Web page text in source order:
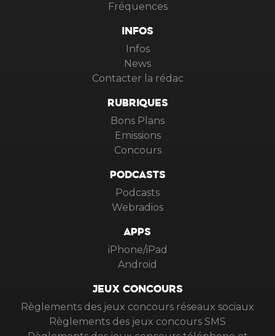
Fréquences
INFOS
Infos
News
Contacter la rédac
RUBRIQUES
Bons Plans
Emissions
Concours
PODCASTS
Podcasts
Webradios
APPS
iPhone/iPad
Android
JEUX CONCOURS
Règlements des jeux concours réseaux sociaux
Règlements des jeux concours SMS